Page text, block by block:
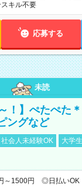
キル不要
応募する
未読
！】ぺたぺた
ングなど
社会人未経験OK 大学
～1500円 ◎日払いOK